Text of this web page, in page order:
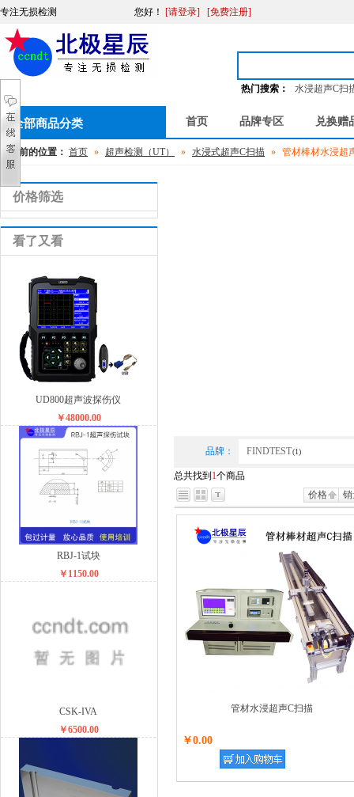
专注无损检测 您好 ！ [请登录] [免费注册]
热门搜索： 水浸超声C扫
全部商品分类 首页 品牌专区 兑换赠
您当前的位置： 首页 » 超声检测（UT） » 水浸式超声C扫描 » 管材棒材水浸超
品牌： FINDTEST(1)
总共找到 1个商品
价格
管材水浸超声C扫描
￥0.00
价格筛选
看了又看
UD800超声波探伤仪
￥48000.00
RBJ-1试块
￥1150.00
CSK-IVA
￥6500.00